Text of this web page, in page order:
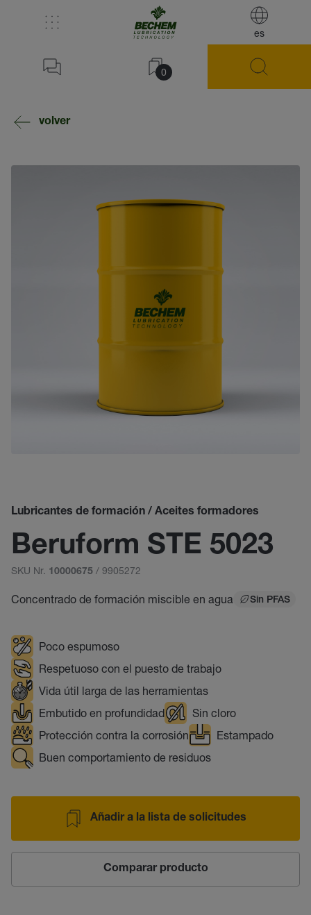
es
0
volver
Lubricantes de formación / Aceites formadores
Beruform STE 5023
SKU Nr. 10000675 / 9905272
Concentrado de formación miscible en agua Sin PFAS
Poco espumoso
Respetuoso con el puesto de trabajo
Vida útil larga de las herramientas
Embutido en profundidad
Sin cloro
Protección contra la corrosión
Estampado
Buen comportamiento de residuos
Añadir a la lista de solicitudes
Comparar producto